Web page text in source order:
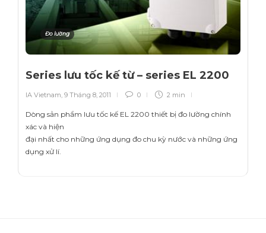
Đo lường
Series lưu tốc kế từ – series EL 2200
IA Vietnam 9 Tháng 8, 2011 0 2 min
Dòng sản phẩm lưu tốc kế EL 2200 thiết bị đo lường chính
xác và hiện
đại nhất cho những ứng dụng đo chu kỳ nước và những ứng
dụng xử lí.